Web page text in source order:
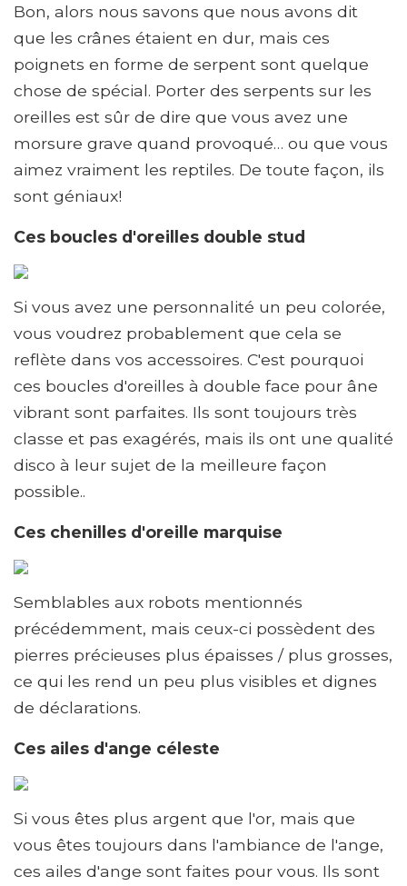
Bon, alors nous savons que nous avons dit
que les crânes étaient en dur, mais ces
poignets en forme de serpent sont quelque
chose de spécial. Porter des serpents sur les
oreilles est sûr de dire que vous avez une
morsure grave quand provoqué… ou que vous
aimez vraiment les reptiles. De toute façon, ils
sont géniaux!
Ces boucles d'oreilles double stud
Si vous avez une personnalité un peu colorée,
vous voudrez probablement que cela se
reflète dans vos accessoires. C'est pourquoi
ces boucles d'oreilles à double face pour âne
vibrant sont parfaites. Ils sont toujours très
classe et pas exagérés, mais ils ont une qualité
disco à leur sujet de la meilleure façon
possible..
Ces chenilles d'oreille marquise
Semblables aux robots mentionnés
précédemment, mais ceux-ci possèdent des
pierres précieuses plus épaisses / plus grosses,
ce qui les rend un peu plus visibles et dignes
de déclarations.
Ces ailes d'ange céleste
Si vous êtes plus argent que l'or, mais que
vous êtes toujours dans l'ambiance de l'ange,
ces ailes d'ange sont faites pour vous. Ils sont